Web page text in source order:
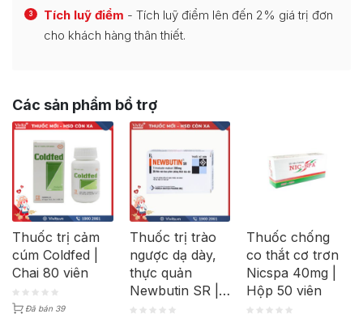
3 Tích luỹ điểm - Tích luỹ điểm lên đến 2% giá trị đơn
cho khách hàng thân thiết.
Các sản phẩm bổ trợ
Thuốc trị cảm
cúm Coldfed |
Chai 80 viên
Đã bán 39
Thuốc trị trào
ngược dạ dày,
thực quản
Newbutin SR |
Hộp 30 viên
Thuốc chống
co thắt cơ trơn
Nicspa 40mg |
Hộp 50 viên